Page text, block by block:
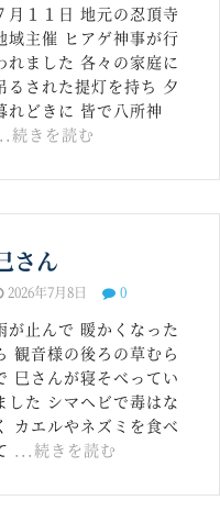
月１１日 地元の忍頂寺
域主催 ヒアゲ神事が行
れました 各々の家庭に
るされた提灯を持ち 夕
れどきに 皆で八所神
...続きを読む
さん
2026年7月8日 0
が止んで 暖かくなった
観音様の後ろの草むら
巳さんが寝そべってい
した シマヘビで毒はな
カエルやネズミを食べ
...続きを読む